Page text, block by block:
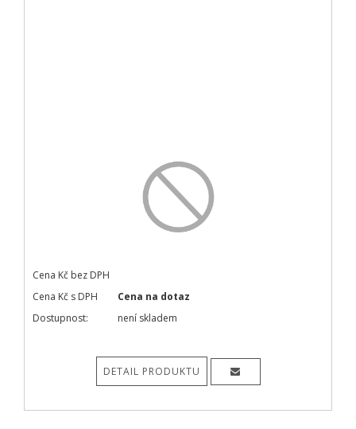
Cena Kč bez DPH
Cena Kč s DPH
Cena na dotaz
Dostupnost:
není skladem
DETAIL PRODUKTU